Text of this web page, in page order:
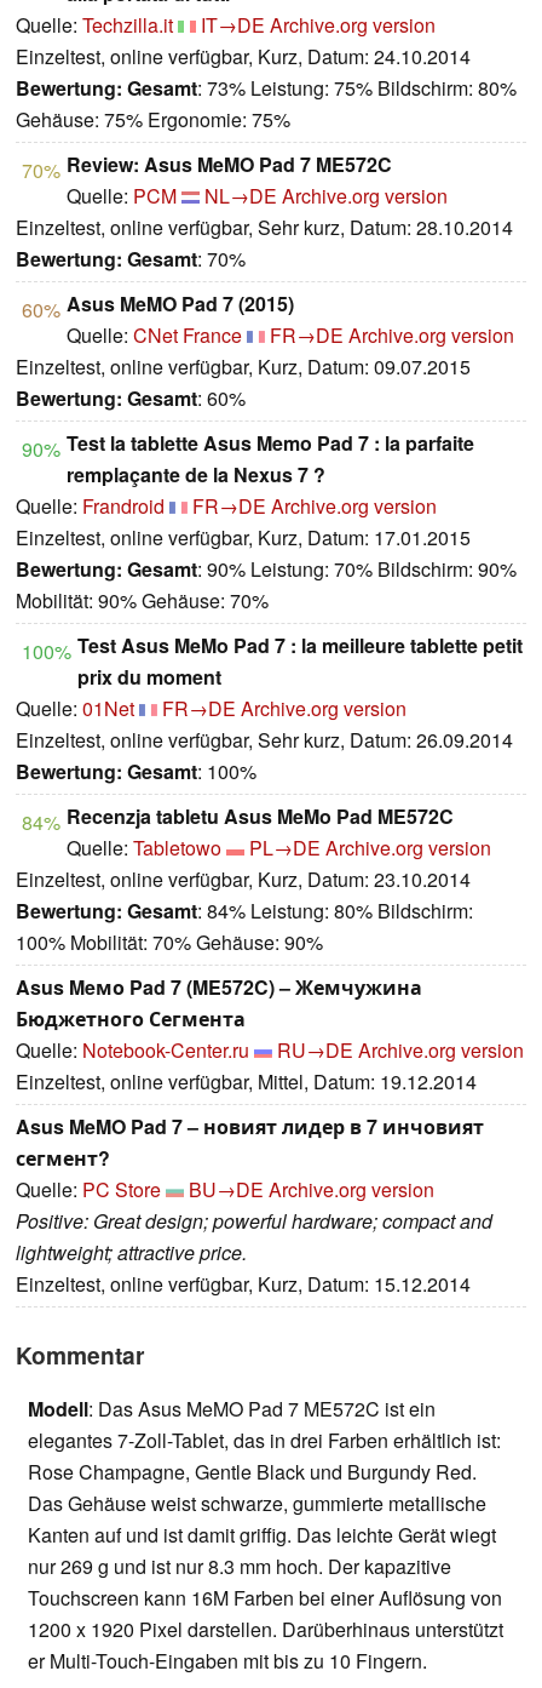
Quelle: Techzilla.it IT→DE Archive.org version
Einzeltest, online verfügbar, Kurz, Datum: 24.10.2014
Bewertung: Gesamt: 73% Leistung: 75% Bildschirm: 80%
Gehäuse: 75% Ergonomie: 75%
70% Review: Asus MeMO Pad 7 ME572C
Quelle: PCM NL→DE Archive.org version
Einzeltest, online verfügbar, Sehr kurz, Datum: 28.10.2014
Bewertung: Gesamt: 70%
60% Asus MeMO Pad 7 (2015)
Quelle: CNet France FR→DE Archive.org version
Einzeltest, online verfügbar, Kurz, Datum: 09.07.2015
Bewertung: Gesamt: 60%
90% Test la tablette Asus Memo Pad 7 : la parfaite
remplaçante de la Nexus 7 ?
Quelle: Frandroid FR→DE Archive.org version
Einzeltest, online verfügbar, Kurz, Datum: 17.01.2015
Bewertung: Gesamt: 90% Leistung: 70% Bildschirm: 90%
Mobilität: 90% Gehäuse: 70%
100% Test Asus MeMo Pad 7 : la meilleure tablette petit
prix du moment
Quelle: 01Net FR→DE Archive.org version
Einzeltest, online verfügbar, Sehr kurz, Datum: 26.09.2014
Bewertung: Gesamt: 100%
84% Recenzja tabletu Asus MeMo Pad ME572C
Quelle: Tabletowo PL→DE Archive.org version
Einzeltest, online verfügbar, Kurz, Datum: 23.10.2014
Bewertung: Gesamt: 84% Leistung: 80% Bildschirm:
100% Mobilität: 70% Gehäuse: 90%
Asus Meмо Pad 7 (ME572C) – Жемчужина
Бюджетного Сегмента
Quelle: Notebook-Center.ru RU→DE Archive.org version
Einzeltest, online verfügbar, Mittel, Datum: 19.12.2014
Asus MeMO Pad 7 – новият лидер в 7 инчовият
сегмент?
Quelle: PC Store BU→DE Archive.org version
Positive: Great design; powerful hardware; compact and
lightweight; attractive price.
Einzeltest, online verfügbar, Kurz, Datum: 15.12.2014
Kommentar
Modell: Das Asus MeMO Pad 7 ME572C ist ein
elegantes 7-Zoll-Tablet, das in drei Farben erhältlich ist:
Rose Champagne, Gentle Black und Burgundy Red.
Das Gehäuse weist schwarze, gummierte metallische
Kanten auf und ist damit griffig. Das leichte Gerät wiegt
nur 269 g und ist nur 8.3 mm hoch. Der kapazitive
Touchscreen kann 16M Farben bei einer Auflösung von
1200 x 1920 Pixel darstellen. Darüberhinaus unterstützt
er Multi-Touch-Eingaben mit bis zu 10 Fingern.